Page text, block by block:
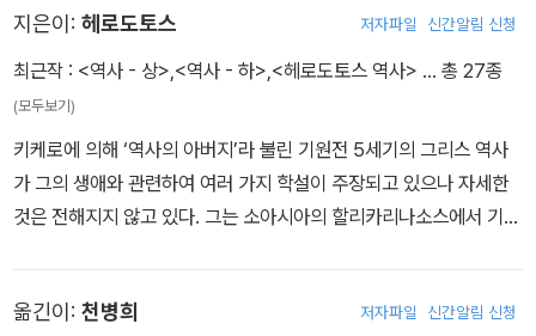
초의 역사서.
지은이: 헤로도토스 저자파일 신간알림 신청
최근작 : <역사 - 상> <역사 - 하> <헤로도토스 역사> … 총 27종
(모두보기)
키케로에 의해 ‘역사의 아버지’라 불린 기원전 5세기의 그리스 역사
가 그의 생애와 관련하여 여러 가지 학설이 주장되고 있으나 자세한
것은 전해지지 않고 있다. 그는 소아시아의 할리카리나소스에서 기원
원전 445년경에는 당시 전성기를 누리던 아테네로 이주했다. 그곳
옮긴이: 천병희 저자파일 신간알림 신청